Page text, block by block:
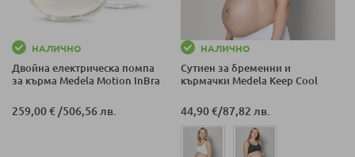
НАЛИЧНО
Двойна електрическа помпа
за кърма Medela Motion InBra
259,00 € /506,56 лв.
НАЛИЧНО
Сутиен за бременни и
кърмачки Medela Keep Cool
44,90 €/87,82 лв.